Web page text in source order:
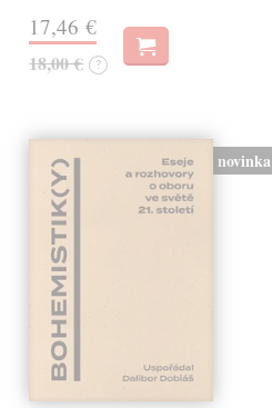
17,46 €
18,00 € ?
novinka